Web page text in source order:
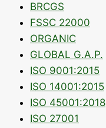
BRCGS
FSSC 22000
ORGANIC
GLOBAL G.A.P.
ISO 9001:2015
ISO 14001:2015
ISO 45001:2018
ISO 27001